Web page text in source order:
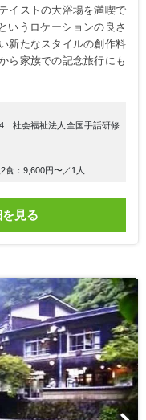
イストの大浴場を満喫で
いうロケーションの良さ
新たなスタイルの創作料
ら家族での記念旅行にも
社会福祉法人全国手話研修
：9,600円〜／1人
見る